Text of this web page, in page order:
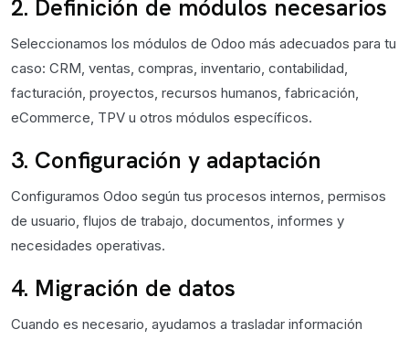
2. Definición de módulos necesarios
Seleccionamos los módulos de Odoo más adecuados para tu
caso: CRM, ventas, compras, inventario, contabilidad,
facturación, proyectos, recursos humanos, fabricación,
eCommerce, TPV u otros módulos específicos.
3. Configuración y adaptación
Configuramos Odoo según tus procesos internos, permisos
de usuario, flujos de trabajo, documentos, informes y
necesidades operativas.
4. Migración de datos
Cuando es necesario, ayudamos a trasladar información